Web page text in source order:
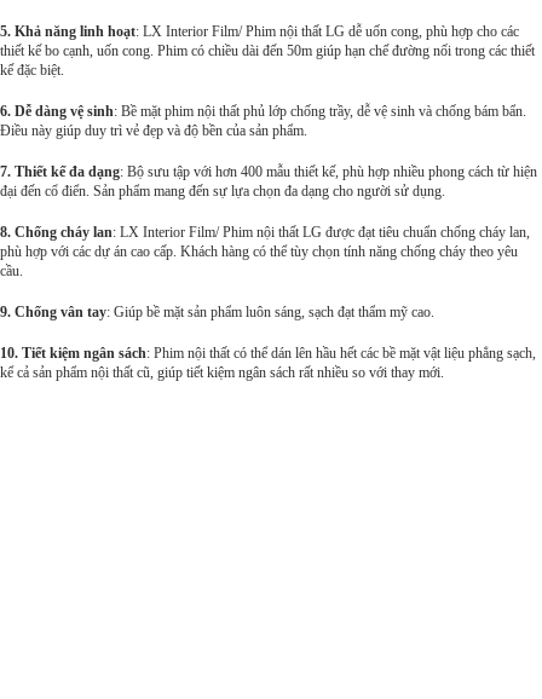
5. Khả năng linh hoạt: LX Interior Film/ Phim nội thất LG dễ uốn cong, phù hợp cho các
thiết kế bo cạnh, uốn cong. Phim có chiều dài đến 50m giúp hạn chế đường nối trong các thiết
kế đặc biệt.
6. Dễ dàng vệ sinh: Bề mặt phim nội thất phủ lớp chống trầy, dễ vệ sinh và chống bám bẩn.
Điều này giúp duy trì vẻ đẹp và độ bền của sản phẩm.
7. Thiết kế đa dạng: Bộ sưu tập với hơn 400 mẫu thiết kế, phù hợp nhiều phong cách từ hiện
đại đến cổ điển. Sản phẩm mang đến sự lựa chọn đa dạng cho người sử dụng.
8. Chống cháy lan: LX Interior Film/ Phim nội thất LG được đạt tiêu chuẩn chống cháy lan,
phù hợp với các dự án cao cấp. Khách hàng có thể tùy chọn tính năng chống cháy theo yêu
cầu.
9. Chống vân tay: Giúp bề mặt sản phẩm luôn sáng, sạch đạt thẩm mỹ cao.
10. Tiết kiệm ngân sách: Phim nội thất có thể dán lên hầu hết các bề mặt vật liệu phẳng sạch,
kể cả sản phẩm nội thất cũ, giúp tiết kiệm ngân sách rất nhiều so với thay mới.